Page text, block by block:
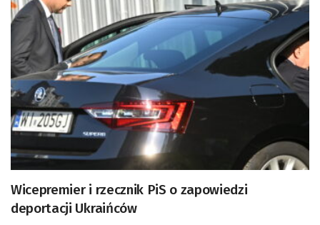
Wicepremier i rzecznik PiS o zapowiedzi
deportacji Ukraińców